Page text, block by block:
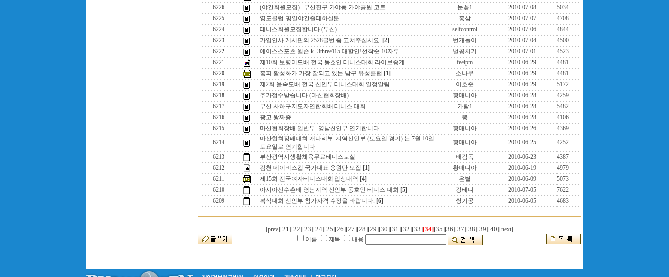
6226
(야간회원모집)--부산진구 가야동 가야공원 코트 눈꽃1 2010-07-08
5034
6225
영도클럽-평일야간즐테하실분... 홍삼 2010-07-07
4708
6224
테니스회원모집합니다.(부산) selfcontrol 2010-07-06
4844
6223
가입인사 게시판의 2528글번 좀 고쳐주십시요. [2] 번개돌이 2010-07-04
4500
6222
에이스스포츠 윌슨 k -3three115 대할인!선착순 10자루 벌공치기 2010-07-01
4523
6221
제10회 보령머드배 전국 동호인 테니스대회 라이브중계 feelpm 2010-06-29
4481
6220
홈피 활성화가 가장 잘되고 있는 남구 유성클럽 [1] 소나무 2010-06-29
4481
6219
제2회 을숙도배 전국 신인부 테니스대회 일정알림 이호준 2010-06-29
5172
6218
추가접수받습니다 (마산협회장배) 황매니아 2010-06-28
4259
6217
부산 사하구지도자연합회배 테니스 대회 가람1 2010-06-28
5482
6216
광고 왕짜증 뽕 2010-06-28
4106
6215
마산협회장배 일반부. 영남신인부 연기합니다. 황매니아 2010-06-26 4369
6214
마산협회장배대회 개나리부. 지역신인부 (토요일 경기) 는 7월 10일
토요일로 연기합니다
황매니아 2010-06-25 4252
6213 부산광역시생활체육무료테니스교실 배감독 2010-06-23
4387
6212
김천 데이비스컵 국가대표 응원단 모집 [1] 황매니아 2010-06-19
4979
6211
제15회 전국여자테니스대회 입상내역 [4] 은별 2010-06-09
5073
6210
아시아선수촌배 영남지역 신인부 동호인 테니스 대회 [5] 강테니 2010-07-05
7622
6209
복식대회 신인부 참가자격 수정을 바랍니다. [6] 쌍기공 2010-06-05 4683
[prev] [21][22][23][24][25][26][27][28][29][30][31][32][33][34][35][36][37][38][39][40][next]
이름
제목 내용